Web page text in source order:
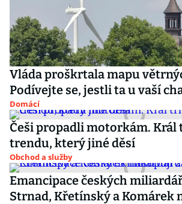
Vláda proškrtala mapu
Podívejte se, jestli ta u vaší
Domácí
Češi propadli motorkám. Král
trendu, který jiné děsí
Obchod a služby
Emancipace českých
Strnad, Křetínský a Komárek